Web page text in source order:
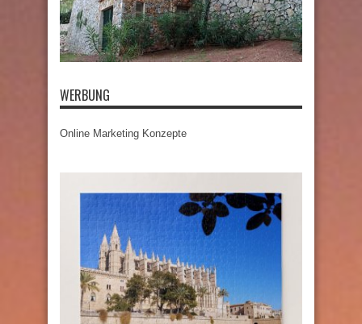
WERBUNG
Online Marketing Konzepte